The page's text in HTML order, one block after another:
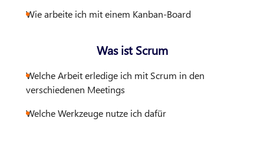
Wie arbeite ich mit einem Kanban-Board
Was ist Scrum
Welche Arbeit erledige ich mit Scrum in den
verschiedenen Meetings
Welche Werkzeuge nutze ich dafür